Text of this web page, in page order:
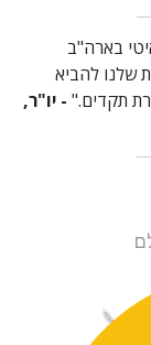
בארה"ב
שלנו להביא
תקדים." - יו"ר,